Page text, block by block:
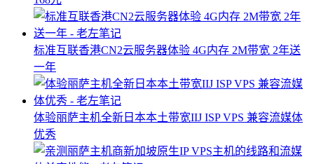
标准互联香港CN2云服务器体验 4G内存 2M带宽 2年送
一年
体验丽萨主机全新日本本土带宽IIJ ISP VPS 兼容流媒体
优秀